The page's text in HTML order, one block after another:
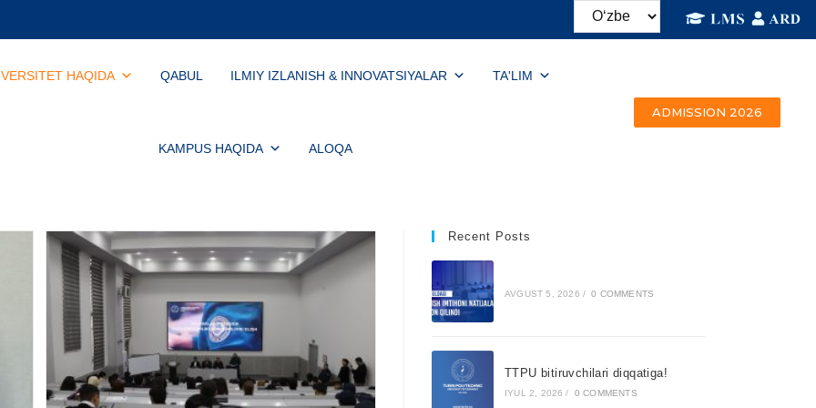
HAQIDA QABUL ILMIY IZLANISH & INNOVATSIYALAR TA'LIM
KAMPUS HAQIDA ALOQA
ADMISSION 2026
Recent Posts
AVGUST 5, 2026 / 0 COMMENTS
TTPU bitiruvchilari diqqatiga!
IYUL 2, 2026 / 0 COMMENTS